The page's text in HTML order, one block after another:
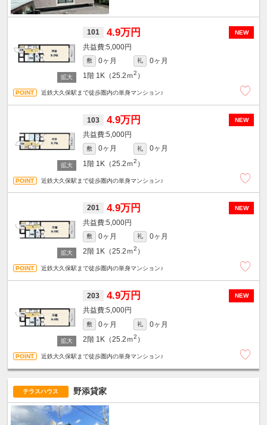
NEW
101 4.9万円
5,000円
敷 0ヶ月 礼
0ヶ月
1階 1K（25.2ｍ2 ）
近鉄大久保駅まで徒歩圏内の単身マンション♪
NEW
103 4.9万円
5,000円
敷 0ヶ月 礼
0ヶ月
1階 1K（25.2ｍ2 ）
近鉄大久保駅まで徒歩圏内の単身マンション♪
NEW
201 4.9万円
5,000円
敷 0ヶ月 礼
0ヶ月
2階 1K（25.2ｍ2 ）
近鉄大久保駅まで徒歩圏内の単身マンション♪
NEW
203 4.9万円
5,000円
敷 0ヶ月 礼
0ヶ月
2階 1K（25.2ｍ2 ）
近鉄大久保駅まで徒歩圏内の単身マンション♪
テラスハウス 野添貸家